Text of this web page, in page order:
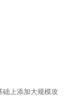
础上添加大规模攻